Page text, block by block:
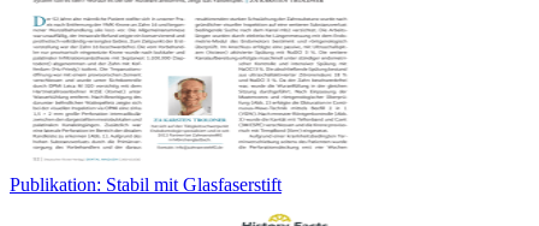
Publikation: Stabil mit Glasfaserstift